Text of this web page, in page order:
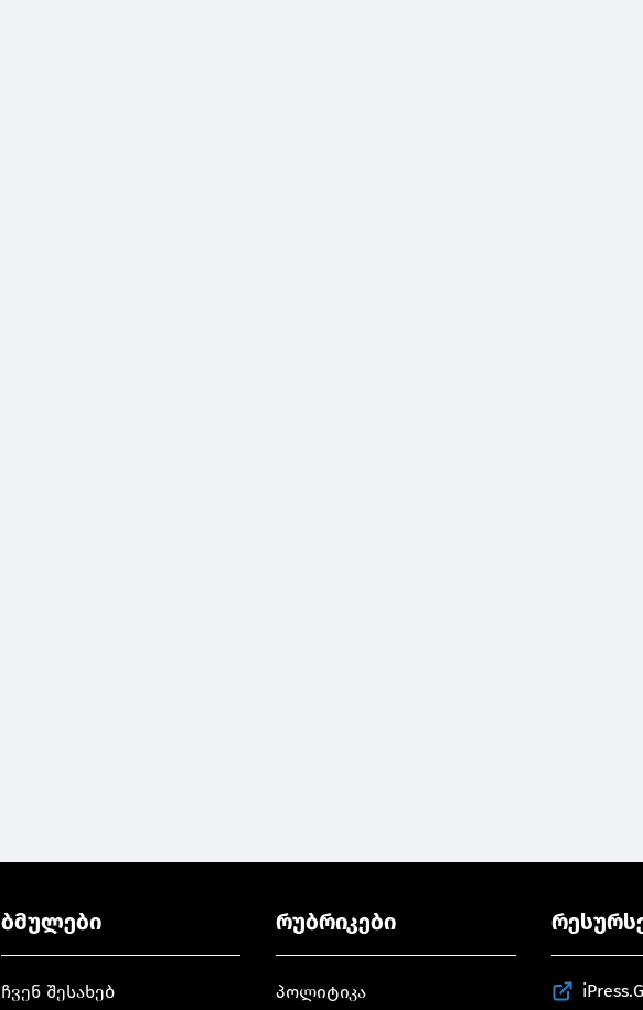
ბმულები
ჩვენ შესახებ
რუბრიკები
პოლიტიკა